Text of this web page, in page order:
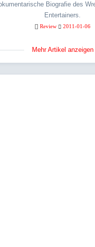
Biografie des
Entertainers.
Review 2011-01-06
Mehr Artikel anzeigen